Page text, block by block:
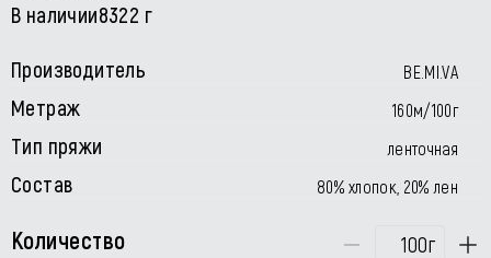
В наличии8322 г
Производитель BE.MI.VA
Метраж 160м/100г
Тип пряжи ленточная
Состав 80% хлопок, 20% лен
Количество г